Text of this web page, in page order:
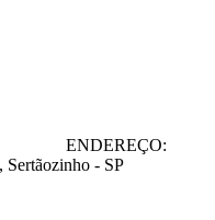
ENDEREÇO:
Sertãozinho - SP